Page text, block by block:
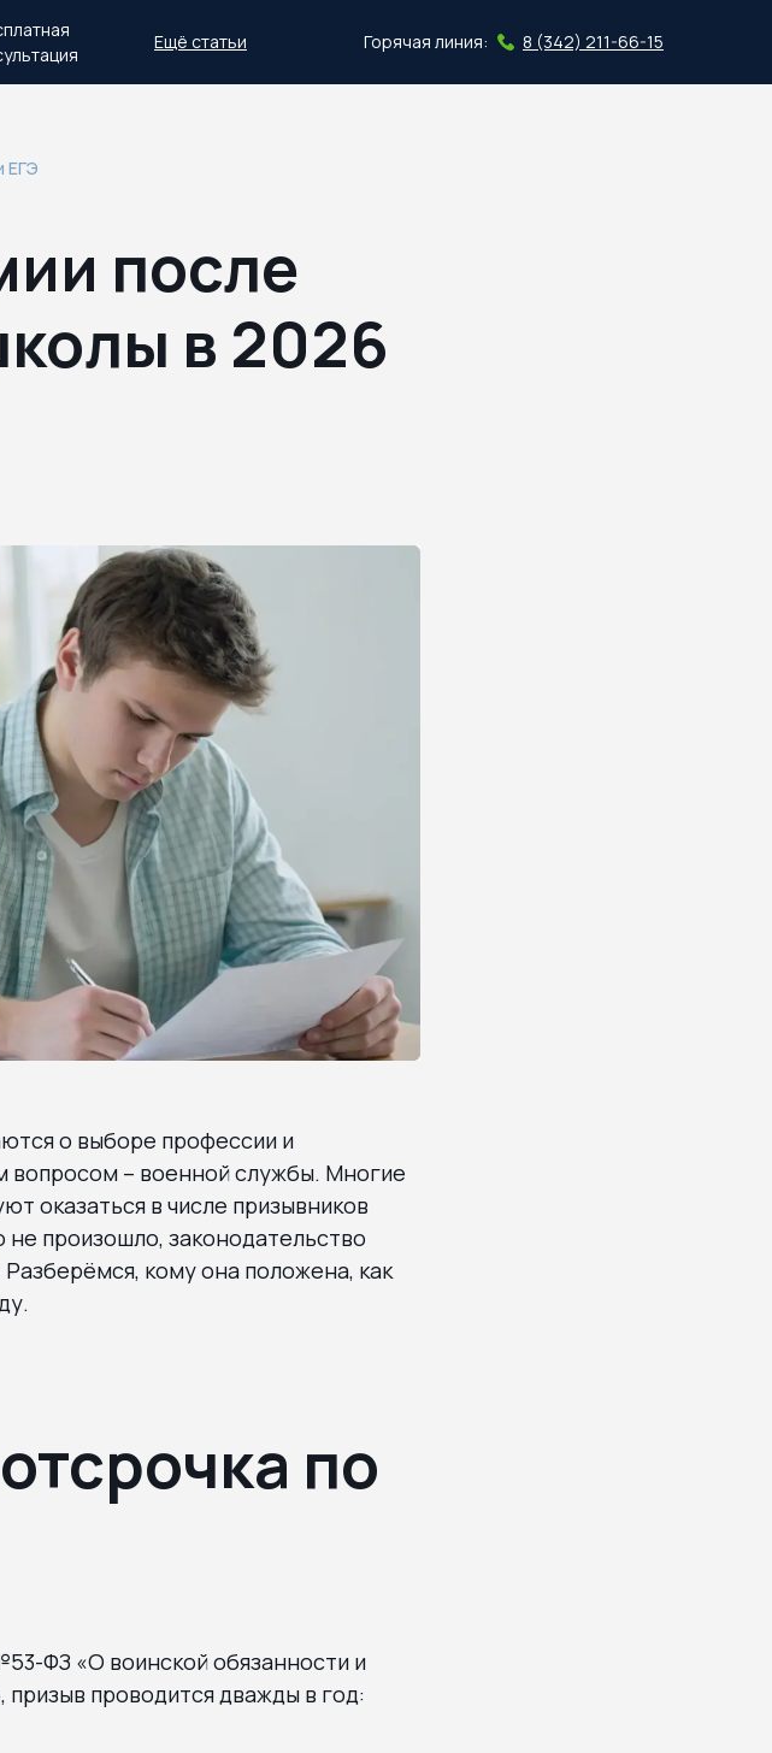
8 (342) 211-66-15
Горячая линия:
Ещё статьи
ЕГЭ
после
в 2026
о выборе профессии и
вопросом – военной службы. Многие
оказаться в числе призывников
не произошло, законодательство
кому она положена, как
по
ФЗ «О воинской обязанности и
призыв проводится дважды в год: